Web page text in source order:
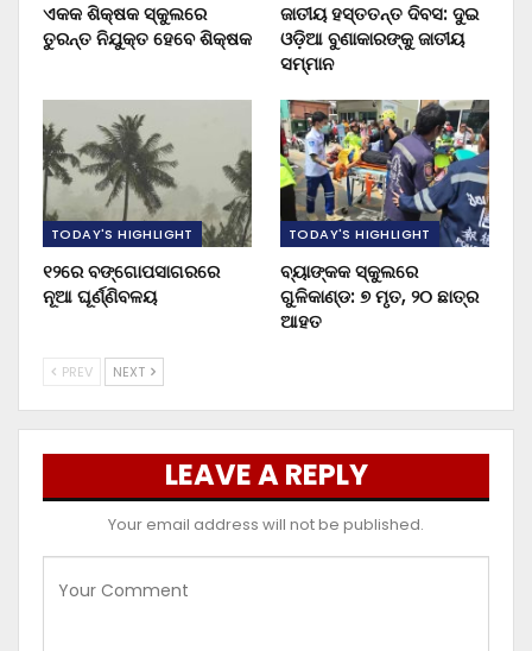
ଏକକ ଶିକ୍ଷକ ସ୍କୁଲରେ
ତୁରନ୍ତ ନିଯୁକ୍ତ ହେବେ ଶିକ୍ଷକ
ଜାତୀୟ ହସ୍ତତନ୍ତ ଦିବସ: ଦୁଇ
ଓଡ଼ିଆ ବୁଣାକାରଙ୍କୁ ଜାତୀୟ
ସମ୍ମାନ
TODAY'S HIGHLIGHT
୧୨ରେ ବଙ୍ଗୋପସାଗରରେ
ନୂଆ ଘୂର୍ଣ୍ଣିବଳୟ
TODAY'S HIGHLIGHT
ବ୍ୟାଙ୍କକ ସ୍କୁଲରେ
ଗୁଳିକାଣ୍ଡ: ୭ ମୃତ, ୨୦ ଛାତ୍ର
ଆହତ
PREV NEXT
LEAVE A REPLY
Your email address will not be published.